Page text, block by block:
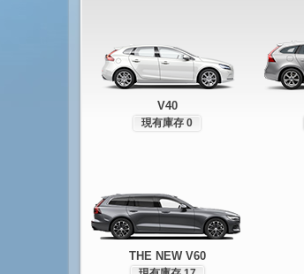
V40
現有庫存 0
THE NEW V60